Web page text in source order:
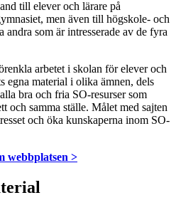
till elever och lärare på
men även till högskole- och
andra som är intresserade av de fyra
arbetet i skolan för elever och
egna material i olika ämnen, dels
bra och fria SO-resurser som
och samma ställe. Målet med sajten
och öka kunskaperna inom SO-
webbplatsen >